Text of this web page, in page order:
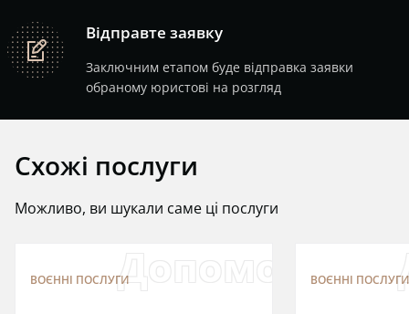
note
Відправте заявку
Заключним етапом буде відправка заявки
обраному юристові на розгляд
Схожі послуги
Можливо, ви шукали саме ці послуги
ВОЄННІ ПОСЛУГИДопомога при
ВОЄННІ ПОСЛУГИ